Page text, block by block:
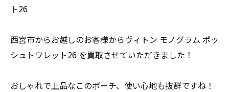
ト26
西宮市からお越しのお客様からヴィトン モノグラム ポッ
シュトワレット26 を買取させていただきました！
おしゃれで上品なこのポーチ、使い心地も抜群ですね！